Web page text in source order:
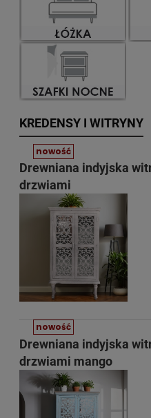
KREDENSY I WITRYNY
Drewniana indyjska
drzwiami
nowość
Drewniana indyjska
drzwiami mango
nowość